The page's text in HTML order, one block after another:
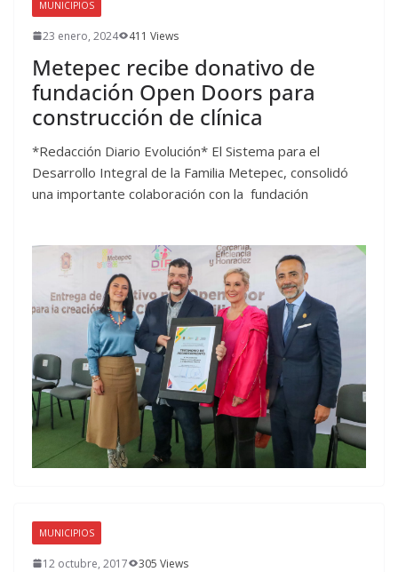
MUNICIPIOS
23 enero, 2024 411 Views
Metepec recibe donativo de
fundación Open Doors para
construcción de clínica
*Redacción Diario Evolución* El Sistema para el
Desarrollo Integral de la Familia Metepec, consolidó
una importante colaboración con la fundación
MUNICIPIOS
12 octubre, 2017 305 Views